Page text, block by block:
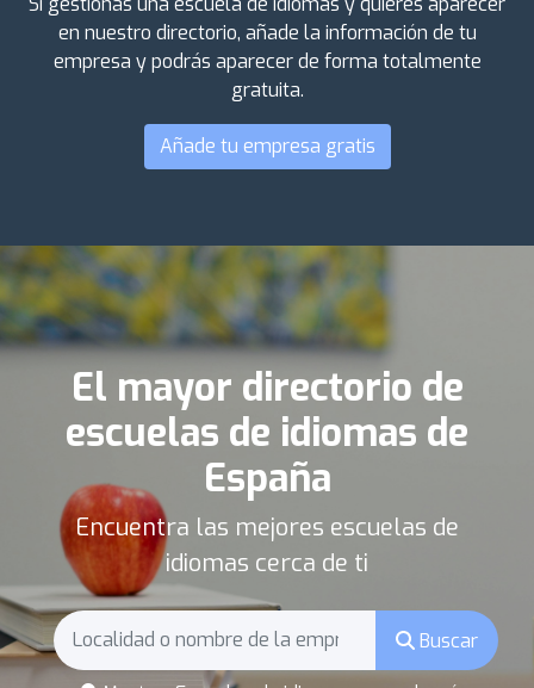
en nuestro directorio, añade la información de tu
empresa y podrás aparecer de forma totalmente
gratuita.
Añade tu empresa gratis
El mayor directorio de
escuelas de idiomas de
España
Encuentra las mejores escuelas de
idiomas cerca de ti
Buscar